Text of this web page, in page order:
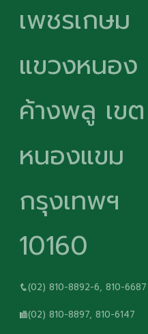
เพชรเกษม
แขวงหนอง
ค้างพลู เขต
หนองแขม
กรุงเทพฯ
10160
(02) 810-8892-6, 810-6687
(02) 810-8897, 810-6147